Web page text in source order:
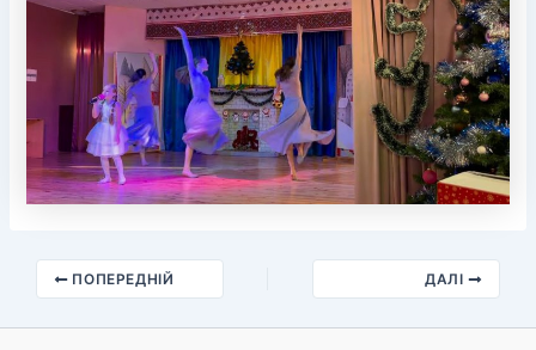
ПОПЕРЕДНІЙ ДАЛІ